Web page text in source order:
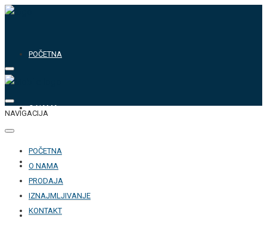
POČETNA
O NAMA
PRODAJA
IZNAJMLJIVANJE
NAVIGACIJA
POČETNA
O NAMA
PRODAJA
IZNAJMLJIVANJE
KONTAKT